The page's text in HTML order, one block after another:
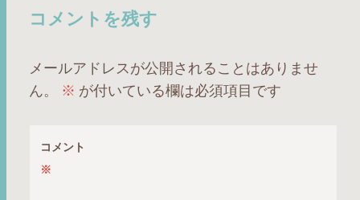
ビ
ー
シ
コメントを残す
メールアドレスが公開されることはありませ
ん。
※ が付いている欄は必須項目です
コメント
※